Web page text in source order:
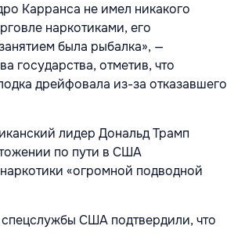
Карранса не имел никакого
наркотиками, его
была рыбалка», —
государства, отметив, что
дрейфовала из-за отказавшего
лидер Дональд Трамп
по пути в США
«огромной подводной
США подтвердили, что